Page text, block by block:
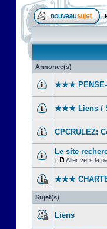
Annonce(s)
★★★
★★★ Liens /
CPCRULEZ:
Le site
[ Aller vers la
★★★
Sujet(s)
Liens